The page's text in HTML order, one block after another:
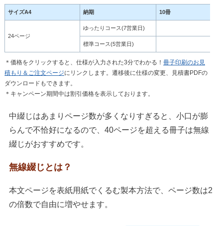
サイズA4 納期 10冊
24ページ
ゆったりコース(7営業日)
標準コース(5営業日)
＊価格をクリックすると、仕様が入力された3分でわかる！ 冊子印刷のお見
積もり＆ご注文ページにリンクします。遷移後に仕様の変更、見積書PDFの
ダウンロードもできます。
＊キャンペーン期間中は割引価格を表示しております。
中綴じはあまりページ数が多くなりすぎると、小口が膨
らんで不恰好になるので、40ページを超える冊子は無線
綴じがおすすめです。
無線綴じとは？
本文ページを表紙用紙でくるむ製本方法で、ページ数は2
の倍数で自由に増やせます。